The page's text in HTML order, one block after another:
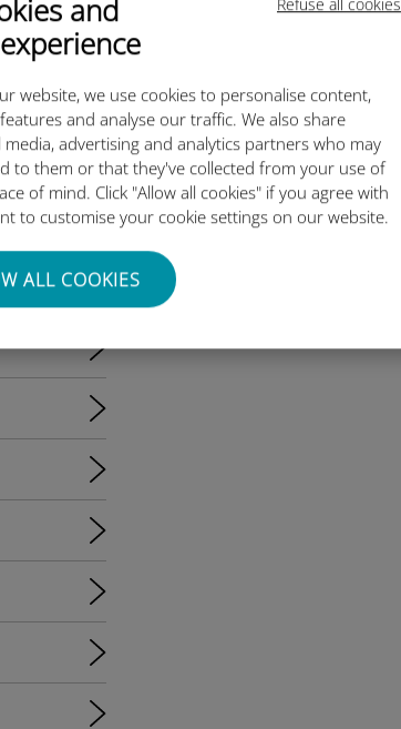
and
website, we use cookies to personalise content,
and analyse our traffic. We also share
advertising and analytics partners who may
to them or that they've collected from your use of
of mind. Click "Allow all cookies" if you agree with
to customise your cookie settings on our website.
ALL COOKIES